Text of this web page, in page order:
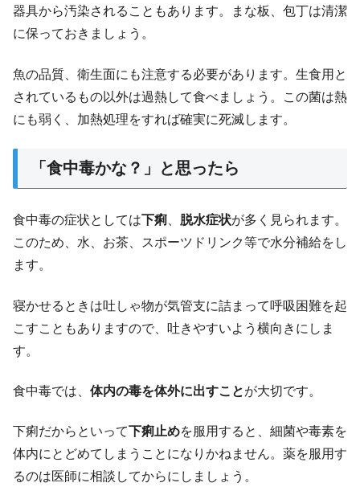
器具から汚染されることもあります。まな板、包丁は清潔
に保っておきましょう。
魚の品質、衛生面にも注意する必要があります。生食用と
されているもの以外は過熱して食べましょう。この菌は熱
にも弱く、加熱処理をすれば確実に死滅します。
「食中毒かな？」と思ったら
食中毒の症状としては下痢 脱水症状が多く見られます。
このため、水、お茶、スポーツドリンク等で水分補給をし
ます。
寝かせるときは吐しゃ物が気管支に詰まって呼吸困難を起
こすこともありますので、吐きやすいよう横向きにしま
す。
食中毒では、 体内の毒を体外に出すことが大切です。
下痢だからといって下痢止めを服用すると、細菌や毒素を
体内にとどめてしまうことになりかねません。薬を服用す
るのは医師に相談してからにしましょう。